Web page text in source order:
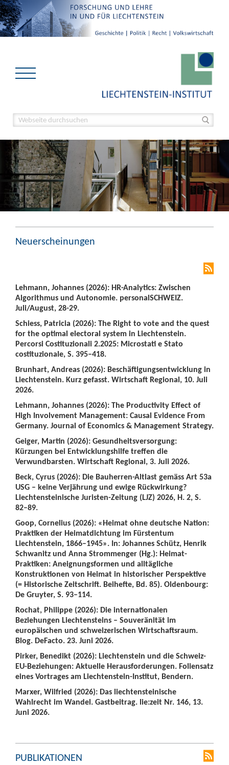
Neuerscheinungen
Lehmann, Johannes (2026): HR-Analytics: Zwischen
Algorithmus und Autonomie. personalSCHWEIZ.
Juli/August, 28-29.
Schiess, Patricia (2026): The Right to vote and the quest
for the optimal electoral system in Liechtenstein.
Percorsi Costituzionali 2.2025: Microstati e Stato
costituzionale, S. 395–418.
Brunhart, Andreas (2026): Beschäftigungsentwicklung in
Liechtenstein. Kurz gefasst. Wirtschaft Regional, 10. Juli
2026.
Lehmann, Johannes (2026): The Productivity Effect of
High Involvement Management: Causal Evidence From
Germany. Journal of Economics & Management Strategy.
Geiger, Martin (2026): Gesundheitsversorgung:
Kürzungen bei Entwicklungshilfe treffen die
Verwundbarsten. Wirtschaft Regional, 3. Juli 2026.
Beck, Cyrus (2026): Die Bauherren-Altlast gemäss Art 53a
USG – keine Verjährung und ewige Rückwirkung?
Liechtensteinische Juristen-Zeitung (LJZ) 2026, H. 2, S.
82–89.
Goop, Cornelius (2026): «Heimat ohne deutsche Nation:
Praktiken der Heimatdichtung im Fürstentum
Liechtenstein, 1866–1945». In: Johannes Schütz, Henrik
Schwanitz und Anna Strommenger (Hg.): Heimat-
Praktiken: Aneignungsformen und alltägliche
Konstruktionen von Heimat in historischer Perspektive
(= Historische Zeitschrift. Beihefte, Bd. 85). Oldenbourg:
De Gruyter, S. 93–114.
Rochat, Philippe (2026): Die internationalen
Beziehungen Liechtensteins – Souveränität im
europäischen und schweizerischen Wirtschaftsraum.
Blog. DeFacto. 23. Juni 2026.
Pirker, Benedikt (2026): Liechtenstein und die Schweiz-
EU-Beziehungen: Aktuelle Herausforderungen. Foliensatz
eines Vortrages am Liechtenstein-Institut, Bendern.
Marxer, Wilfried (2026): Das liechtensteinische
Wahlrecht im Wandel. Gastbeitrag. lie:zeit Nr. 146, 13.
Juni 2026.
PUBLIKATIONEN